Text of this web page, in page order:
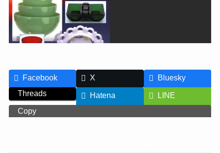
Facebook X
Bluesky
Threads
Hatena
LINE
Copy